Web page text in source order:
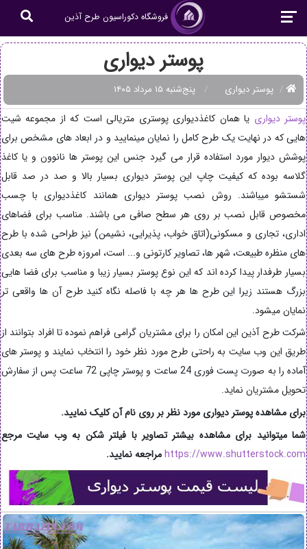
فروشگاه دکوراسیون طرح آذین
پوستر دیواری
پوستر دیواری پنج‌شنبه ۱۵ مرداد ۱۴۰۵
پوستر دیواری یا همان کاغذدیواری پوستری متریالی است که از مجموعه شیت
هایی که در نهایت یک طرح کامل را نمایان مینمایید و در ابعاد های مشخص برای
پوشش دیوار مورد استفاده قرار می گیرد جنس این پوستر ها نانوون و یا کاغذ
گلاسه بوده که کیفیت چاپ این پوستر دیواری بسیار بالا و صد در صد قابل
شستشو میباشند. روش نصب پوستر دیواری همانند کاغذدیواری با چسب
مخصوص قابل نصب بر روی هر سطح صافی می باشند. مناسب برای فضاهای
اداری، تجاری و مسکونی(اتاق خواب، پذیرایی، نشیمن) نیز طراحی شده با طرح
های منظره طبیعت، شهر ها، تصاویر کارتونی و... است، امروزه طرح های سه بعدی
بسیار طرفدار پیدا کرده اند که این نوع پوستر بسیار زیبا و مناسب برای فضا هایی
بزرگ هستند زیرا این طرح ها هر چه با فاصله نگاه کنید طرح آن ها واقعی تر
نمایان میشود.
شرکت طرح آذین این امکان را برای مشتریان گرامی فراهم نموده تا افراد بتوانند از
طریق این وب سایت به راحتی طرح مورد نظر خود را انتخاب نمایند و پوستر های
آماده را به صورت پست فوری 24 ساعت و پوستر چاپی 72 ساعت پس از سفارش
تحویل مشتریان نماید.
برای مشاهده پوستر دیواری مورد نظر بر روی نام آن کلیک نمایید.
شما میتوانید برای مشاهده بیشتر تصاویر با فیلتر شکن به وب سایت مرجع
https://www.shutterstock.comمراجعه نمایید.